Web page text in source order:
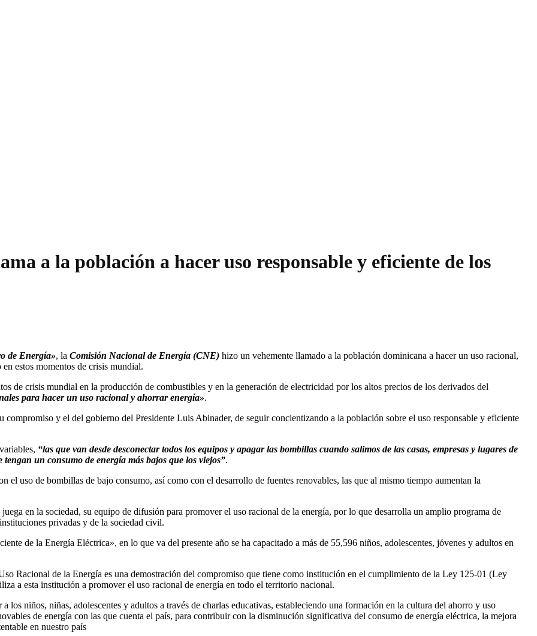
a la población a hacer uso responsable y eficiente de los
de Energía», la Comisión Nacional de Energía (CNE) hizo un vehemente llamado a la población dominicana a hacer un uso racional,
estos momentos de crisis mundial.
de crisis mundial en la producción de combustibles y en la generación de electricidad por los altos precios de los derivados del
para hacer un uso racional y ahorrar energía».
y el del gobierno del Presidente Luis Abinader, de seguir concientizando a la población sobre el uso responsable y eficiente
“las que van desde desconectar todos los equipos y apagar las bombillas cuando salimos de las casas, empresas y lugares de
un consumo de energía más bajos que los viejos”.
el uso de bombillas de bajo consumo, así como con el desarrollo de fuentes renovables, las que al mismo tiempo aumentan la
en la sociedad, su equipo de difusión para promover el uso racional de la energía, por lo que desarrolla un amplio programa de
privadas y de la sociedad civil.
de la Energía Eléctrica», en lo que va del presente año se ha capacitado a más de 55,596 niños, adolescentes, jóvenes y adultos en
Racional de la Energía es una demostración del compromiso que tiene como institución en el cumplimiento de la Ley 125-01 (Ley
a esta institución a promover el uso racional de energía en todo el territorio nacional.
los niños, niñas, adolescentes y adultos a través de charlas educativas, estableciendo una formación en la cultura del ahorro y uso
de energía con las que cuenta el país, para contribuir con la disminución significativa del consumo de energía eléctrica, la mejora
en nuestro país